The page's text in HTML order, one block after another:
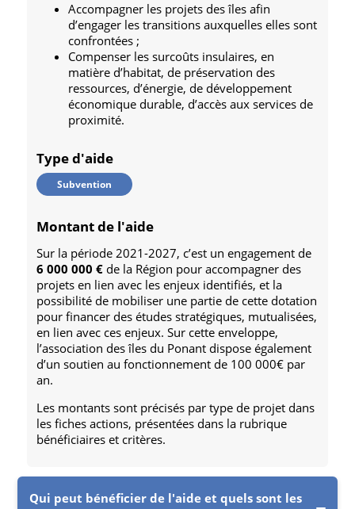
Accompagner les projets des îles afin
d’engager les transitions auxquelles elles sont
confrontées ;
Compenser les surcoûts insulaires, en
matière d’habitat, de préservation des
ressources, d’énergie, de développement
économique durable, d’accès aux services de
proximité.
Type d'aide
Subvention
Montant de l'aide
Sur la période 2021-2027, c’est un engagement de
6 000 000 € de la Région pour accompagner des
projets en lien avec les enjeux identifiés, et la
possibilité de mobiliser une partie de cette dotation
pour financer des études stratégiques, mutualisées,
en lien avec ces enjeux. Sur cette enveloppe,
l’association des îles du Ponant dispose également
d’un soutien au fonctionnement de 100 000€ par
an.
Les montants sont précisés par type de projet dans
les fiches actions, présentées dans la rubrique
bénéficiaires et critères.
Qui peut bénéficier de l'aide et quels sont les